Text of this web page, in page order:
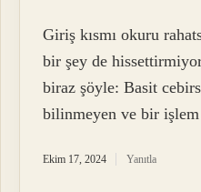
Giriş kısmı okuru
bir şey de
biraz şöyle: Basit
bilinmeyen ve bir
Ekim 17, 2024 Yanıtla